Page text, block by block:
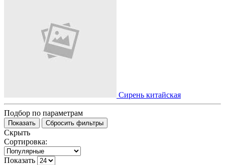
Сирень китайская
Подбор по параметрам
Скрыть
Сортировка:
Показать